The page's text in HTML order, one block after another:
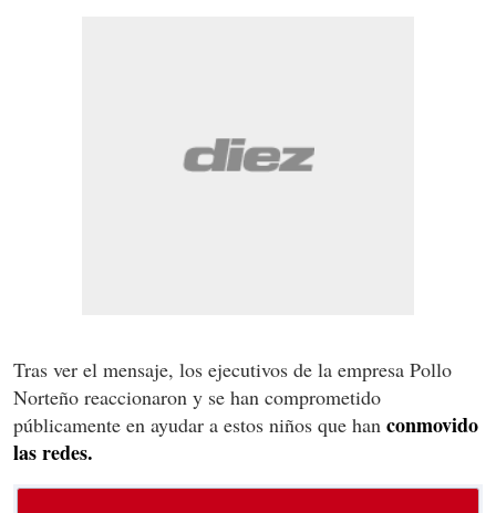
Tras ver el mensaje, los ejecutivos de la empresa Pollo
Norteño reaccionaron y se han comprometido
públicamente en ayudar a estos niños que han conmovido
las redes.